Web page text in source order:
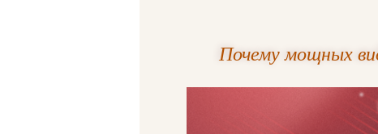
Почему мощных